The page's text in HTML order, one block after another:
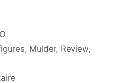
, Mulder, Review,